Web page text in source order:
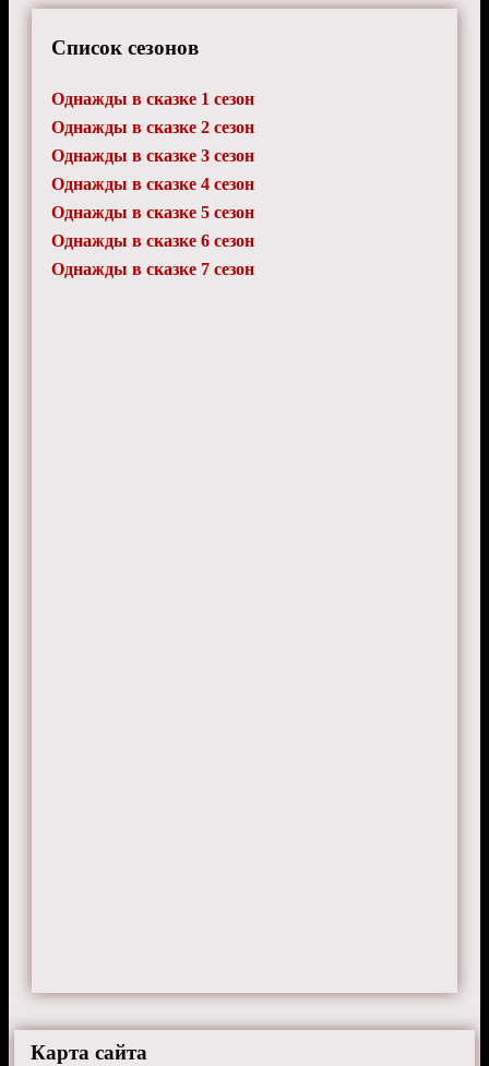
персонажей, они заслуживают большего.
Игнат 9 декабря 2024 г. 14:20
Не понял хайпа вокруг сериала. Сюжет
слабоват.
Список сезонов
Однажды в сказке 1 сезон
Однажды в сказке 2 сезон
Однажды в сказке 3 сезон
Однажды в сказке 4 сезон
Однажды в сказке 5 сезон
Однажды в сказке 6 сезон
Однажды в сказке 7 сезон
Карта сайта